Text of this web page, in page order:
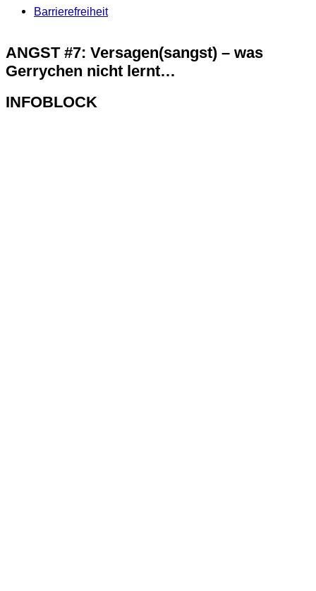
Barrierefreiheit
ANGST #7: Versagen(sangst) – was
Gerrychen nicht lernt…
INFOBLOCK